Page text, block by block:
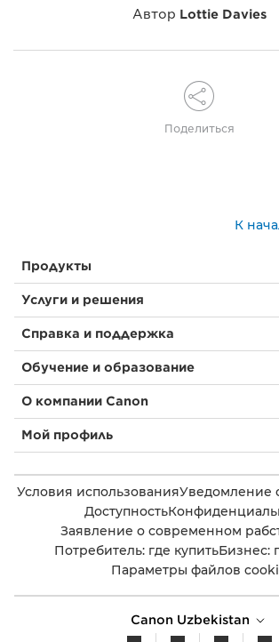
Автор Lottie Davies
Поделиться
К
Продукты
Услуги и решения
Справка и поддержка
Обучение и образование
О компании Canon
Мой профиль
Условия использованияУведомление
Доступность
Заявление о современном
Потребитель: где купитьБизнес:
Параметры файлов
Canon Uzbekistan